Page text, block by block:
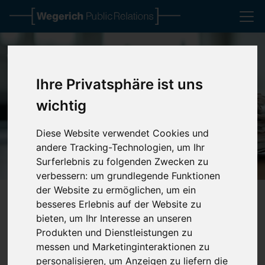
Ihre Privatsphäre ist uns
wichtig
Diese Website verwendet Cookies und
andere Tracking-Technologien, um Ihr
Surferlebnis zu folgenden Zwecken zu
verbessern: um grundlegende Funktionen
der Website zu ermöglichen, um ein
besseres Erlebnis auf der Website zu
bieten, um Ihr Interesse an unseren
Produkten und Dienstleistungen zu
messen und Marketinginteraktionen zu
personalisieren, um Anzeigen zu liefern die
Klasse statt Masse
Previous Next
Kommunikation für mehr Präsenz
und Erfolg
Mit Kommuniaktionsaktivitäten, klaren Konzepten und